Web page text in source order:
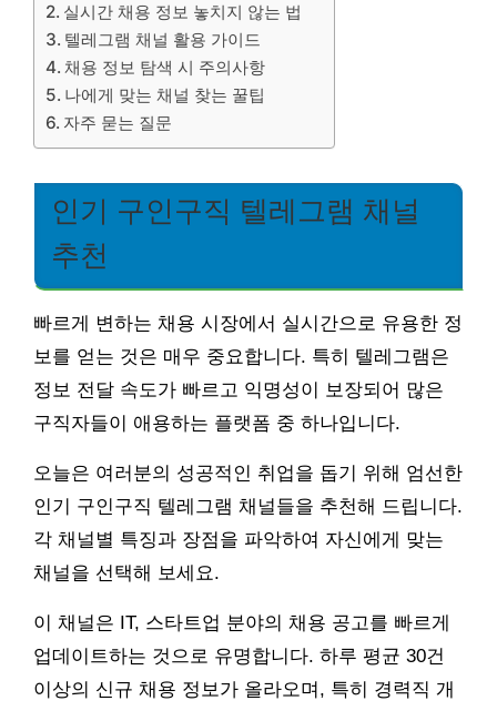
실시간 채용 정보 놓치지 않는 법
텔레그램 채널 활용 가이드
채용 정보 탐색 시 주의사항
나에게 맞는 채널 찾는 꿀팁
자주 묻는 질문
인기 구인구직 텔레그램 채널
추천
빠르게 변하는 채용 시장에서 실시간으로 유용한 정
보를 얻는 것은 매우 중요합니다. 특히 텔레그램은
정보 전달 속도가 빠르고 익명성이 보장되어 많은
구직자들이 애용하는 플랫폼 중 하나입니다.
오늘은 여러분의 성공적인 취업을 돕기 위해 엄선한
인기 구인구직 텔레그램 채널들을 추천해 드립니다.
각 채널별 특징과 장점을 파악하여 자신에게 맞는
채널을 선택해 보세요.
이 채널은 IT, 스타트업 분야의 채용 공고를 빠르게
업데이트하는 것으로 유명합니다. 하루 평균 30건
이상의 신규 채용 정보가 올라오며, 특히 경력직 개